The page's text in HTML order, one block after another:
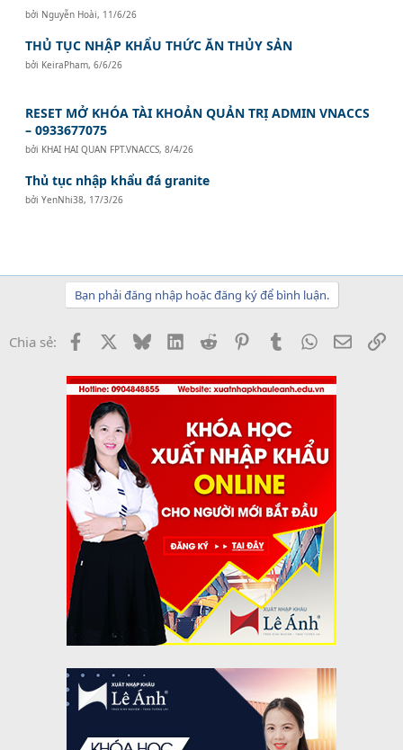
bởi Nguyễn Hoài, 11/6/26
THỦ TỤC NHẬP KHẨU THỨC ĂN THỦY SẢN
bởi KeiraPham,6/6/26
RESET MỞ KHÓA TÀI KHOẢN QUẢN TRỊ ADMIN VNACCS
– 0933677075
bởi KHAI HAI QUAN FPT.VNACCS,8/4/26
Thủ tục nhập khẩu đá granite
bởiYenNhi38, 17/3/26
Bạn phải đăng nhập hoặc đăng ký để bình luận.
Chia sẻ: Facebook BlueskyLinkedInReddit PinterestTumblrWhatsApp
Email